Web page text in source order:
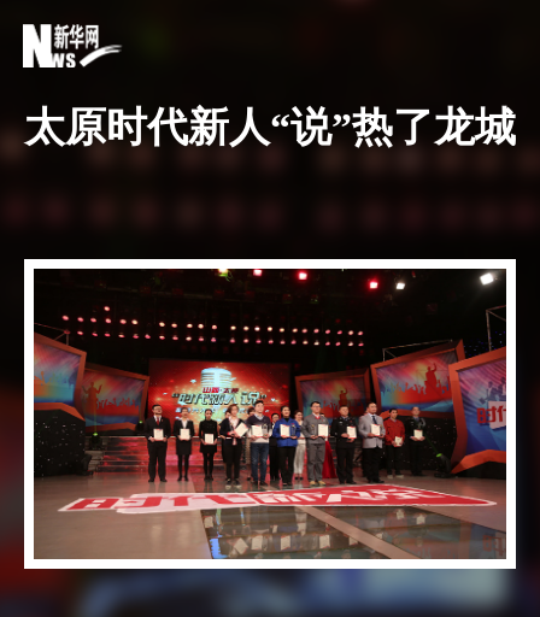
太原时代新人“说”热了龙城
1/
1月12日上午，“时代新人说”演讲大赛复赛
第二场比赛在太原进行。经过紧张而激烈的角
逐，最终武晶晶、王名乐等6人从18名参赛选手
中脱颖而出，成为“时代新人优秀宣讲者”。图为
参赛者合影。